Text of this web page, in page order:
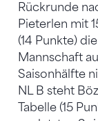
Rückrunde
Pieterlen mit
(14 Punkte)
Mannschaft
Saisonhälfte
NL B steht
Tabelle (15